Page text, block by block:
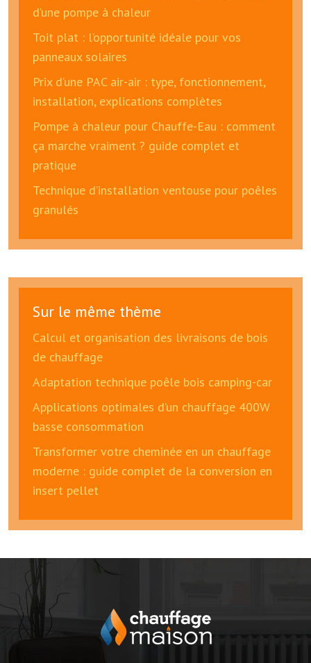
d’une pompe à chaleur
Toit plat : l’opportunité idéale pour vos
panneaux solaires
Prix d’une PAC air-air : type, fonctionnement,
installation, explications complètes
Pompe à chaleur pour Chauffe-Eau : comment
ça marche vraiment ? guide complet et
pratique
Technique d’installation ventouse pour poêles
granulés
Sur le même thème
Calcul et organisation des livraisons de bois
de chauffage
Adaptation technique poêle bois camping-car
Applications optimales d’un chauffage 400W
basse consommation
Transformer votre cheminée en un chauffage
moderne : guide complet de la conversion en
insert pellet